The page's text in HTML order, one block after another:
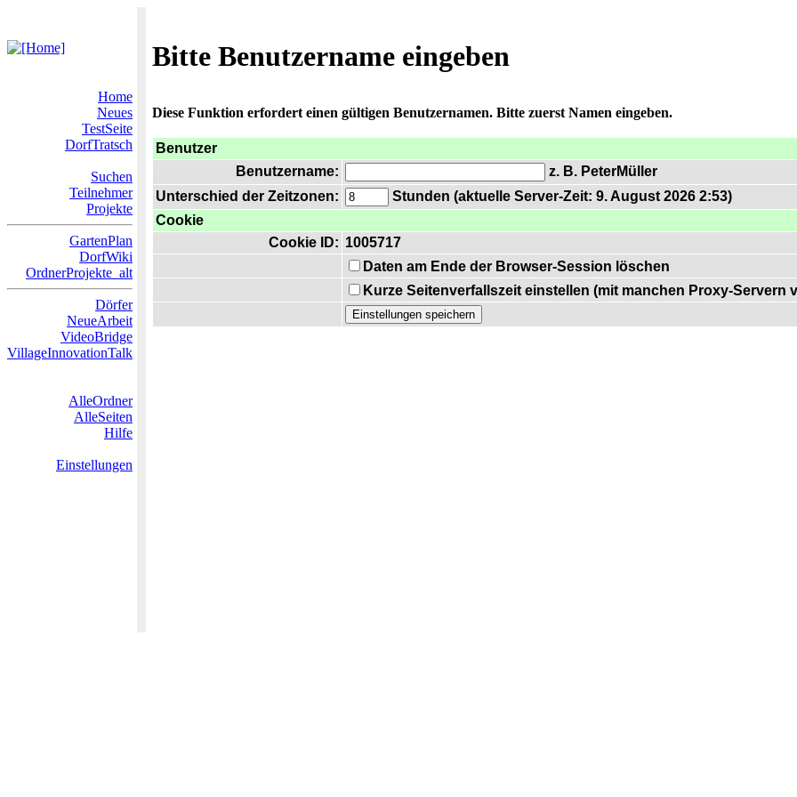
Bitte Benutzername eingeben
Home
Neues
TestSeite
DorfTratsch
Suchen
Teilnehmer
Projekte
GartenPlan
DorfWiki
OrdnerProjekte_alt
Dörfer
NeueArbeit
VideoBridge
VillageInnovationTalk
AlleOrdner
AlleSeiten
Hilfe
Einstellungen
Diese Funktion erfordert einen gültigen Benutzernamen. Bitte zuerst Namen eingeben.
Benutzer
Benutzername:
z. B. PeterMüller
Unterschied der Zeitzonen:
Stunden (aktuelle Server-Zeit: 9. August 2026 2:53)
Cookie
Cookie ID: 1005717
Daten am Ende der Browser-Session löschen
Kurze Seitenverfallszeit einstellen (mit manchen Proxy-Servern